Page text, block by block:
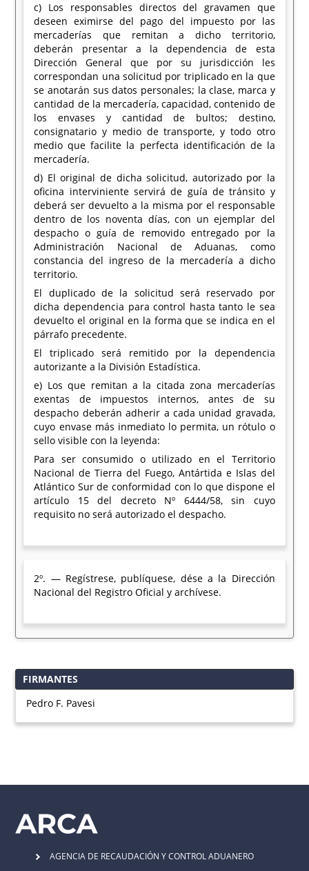
c) Los responsables directos del gravamen que
deseen eximirse del pago del impuesto por las
mercaderías que remitan a dicho territorio,
deberán presentar a la dependencia de esta
Dirección General que por su jurisdicción les
correspondan una solicitud por triplicado en la que
se anotarán sus datos personales; la clase, marca y
cantidad de la mercadería, capacidad, contenido de
los envases y cantidad de bultos; destino,
consignatario y medio de transporte, y todo otro
medio que facilite la perfecta identificación de la
mercadería.
d) El original de dicha solicitud, autorizado por la
oficina interviniente servirá de guía de tránsito y
deberá ser devuelto a la misma por el responsable
dentro de los noventa días, con un ejemplar del
despacho o guía de removido entregado por la
Administración Nacional de Aduanas, como
constancia del ingreso de la mercadería a dicho
territorio.
El duplicado de la solicitud será reservado por
dicha dependencia para control hasta tanto le sea
devuelto el original en la forma que se indica en el
párrafo precedente.
El triplicado será remitido por la dependencia
autorizante a la División Estadística.
e) Los que remitan a la citada zona mercaderías
exentas de impuestos internos, antes de su
despacho deberán adherir a cada unidad gravada,
cuyo envase más inmediato lo permita, un rótulo o
sello visible con la leyenda:
Para ser consumido o utilizado en el Territorio
Nacional de Tierra del Fuego, Antártida e Islas del
Atlántico Sur de conformidad con lo que dispone el
artículo 15 del decreto Nº 6444/58, sin cuyo
requisito no será autorizado el despacho.
2º. — Regístrese, publíquese, dése a la Dirección
Nacional del Registro Oficial y archívese.
FIRMANTES
Pedro F. Pavesi
AGENCIA DE RECAUDACIÓN Y CONTROL ADUANERO